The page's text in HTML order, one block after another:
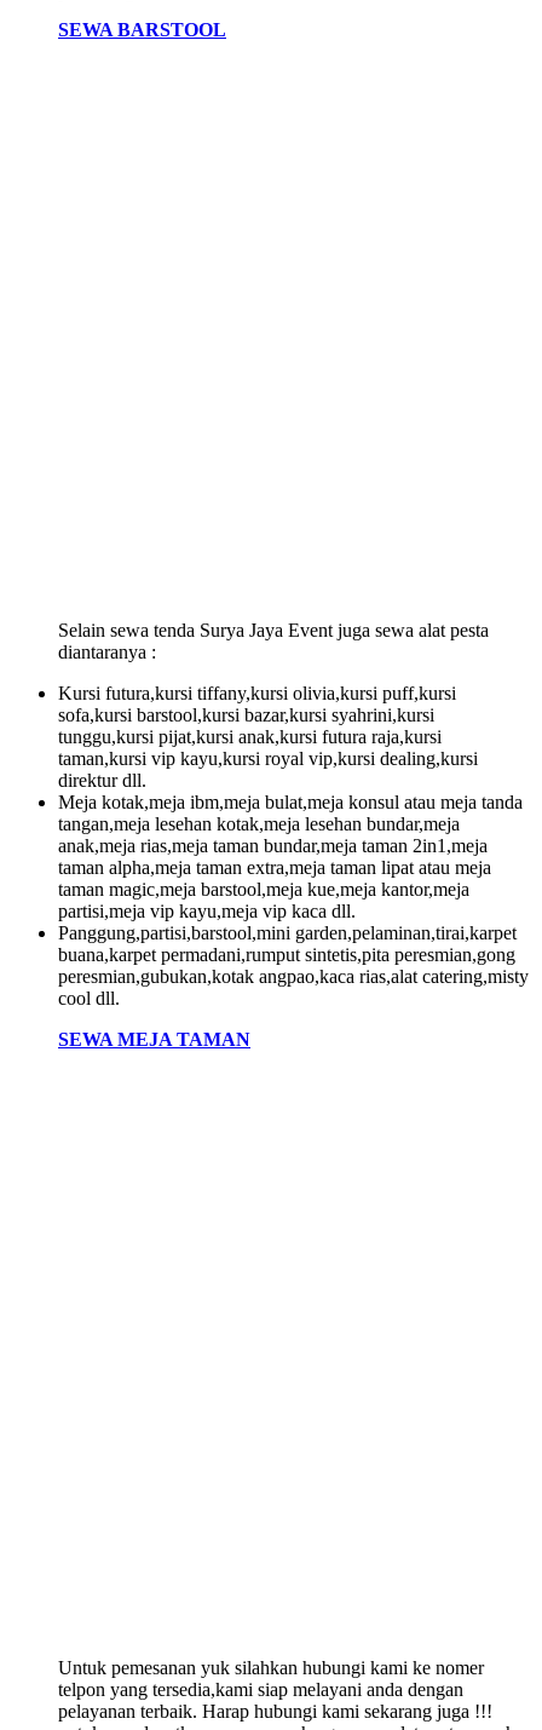
SEWA BARSTOOL
Selain sewa tenda Surya Jaya Event juga sewa alat pesta
diantaranya :
Kursi futura,kursi tiffany,kursi olivia,kursi puff,kursi
sofa,kursi barstool,kursi bazar,kursi syahrini,kursi
tunggu,kursi pijat,kursi anak,kursi futura raja,kursi
taman,kursi vip kayu,kursi royal vip,kursi dealing,kursi
direktur dll.
Meja kotak,meja ibm,meja bulat,meja konsul atau meja tanda
tangan,meja lesehan kotak,meja lesehan bundar,meja
anak,meja rias,meja taman bundar,meja taman 2in1,meja
taman alpha,meja taman extra,meja taman lipat atau meja
taman magic,meja barstool,meja kue,meja kantor,meja
partisi,meja vip kayu,meja vip kaca dll.
Panggung,partisi,barstool,mini garden,pelaminan,tirai,karpet
buana,karpet permadani,rumput sintetis,pita peresmian,gong
peresmian,gubukan,kotak angpao,kaca rias,alat catering,misty
cool dll.
SEWA MEJA TAMAN
Untuk pemesanan yuk silahkan hubungi kami ke nomer
telpon yang tersedia,kami siap melayani anda dengan
pelayanan terbaik. Harap hubungi kami sekarang juga !!!